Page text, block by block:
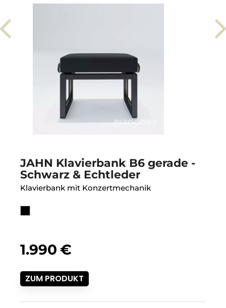
JAHN Klavierbank B6 gerade -
Schwarz & Echtleder
Klavierbank mit Konzertmechanik
1.990 €
ZUM PRODUKT